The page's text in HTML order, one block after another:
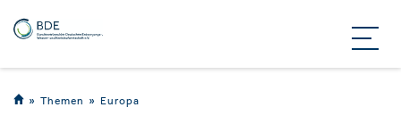
Themen Europa